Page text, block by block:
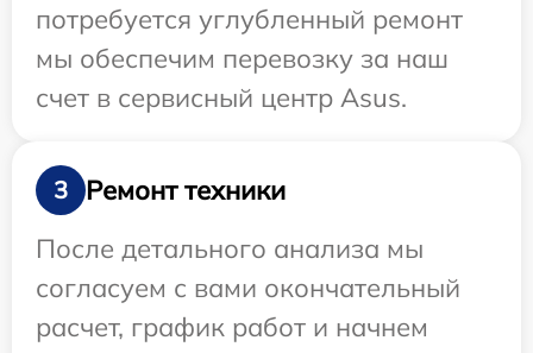
потребуется углубленный ремонт
мы обеспечим перевозку за наш
счет в сервисный центр Asus.
3
Ремонт техники
После детального анализа мы
согласуем с вами окончательный
расчет, график работ и начнем